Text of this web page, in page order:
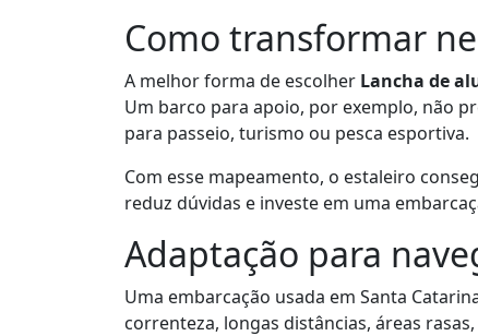
Como transformar
A melhor forma de escolher Lancha de
Um barco para apoio, por exemplo, não
para passeio, turismo ou pesca esportiva.
Com esse mapeamento, o estaleiro
reduz dúvidas e investe em uma
Adaptação para
Uma embarcação usada em Santa
correnteza, longas distâncias, áreas